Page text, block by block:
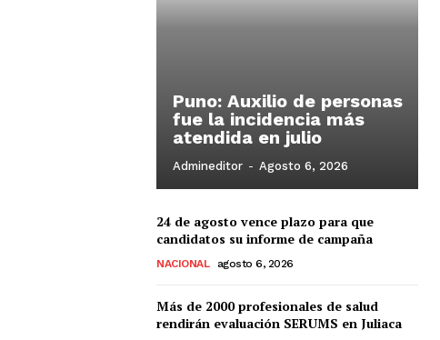
Puno: Auxilio de personas
fue la incidencia más
atendida en julio
Admineditor - Agosto 6, 2026
24 de agosto vence plazo para que
candidatos su informe de campaña
NACIONAL agosto 6, 2026
Más de 2000 profesionales de salud
rendirán evaluación SERUMS en Juliaca